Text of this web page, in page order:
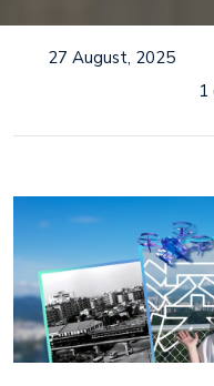
27 August, 2025
1